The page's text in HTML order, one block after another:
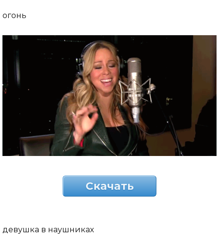
огонь
Скачать
девушка в наушниках